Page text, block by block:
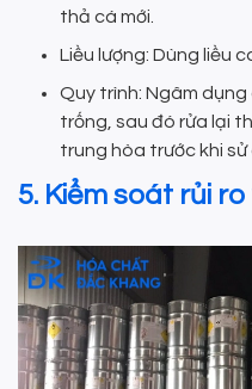
thả cá mới.
Liều lượng: Dùng liều
Quy trình: Ngâm
trống, sau đó rửa lại
trung hòa trước khi sử
5. Kiểm soát rủi